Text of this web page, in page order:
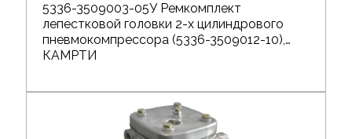
5336-3509003-05У Ремкомплект
лепестковой головки 2-х цилиндрового
пневмокомпрессора (5336-3509012-10),
КАМРТИ